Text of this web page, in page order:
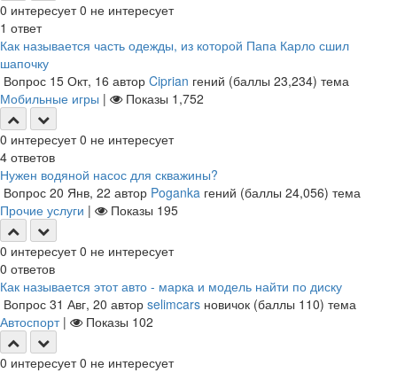
0 интересует 0 не интересует
1 ответ
Как называется часть одежды, из которой Папа Карло сшил
шапочку
Вопрос 15 Окт, 16 автор Ciprian гений (баллы 23,234) тема
Мобильные игры | Показы 1,752
0 интересует 0 не интересует
4 ответов
Нужен водяной насос для скважины?
Вопрос 20 Янв, 22 автор Poganka гений (баллы 24,056) тема
Прочие услуги | Показы 195
0 интересует 0 не интересует
0 ответов
Как называется этот авто - марка и модель найти по диску
Вопрос 31 Авг, 20 автор selimcars новичок (баллы 110) тема
Автоспорт | Показы 102
0 интересует 0 не интересует